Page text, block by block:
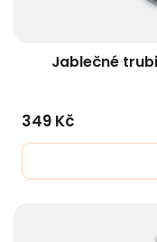
Jablečné
349 Kč